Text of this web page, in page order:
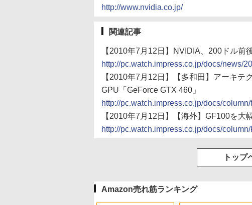
http://www.nvidia.co.jp/
関連記事
【2010年7月12日】NVIDIA、200ドル前
http://pc.watch.impress.co.jp/docs/news/
【2010年7月12日】【多和田】アーキテ
GPU「GeForce GTX 460」
http://pc.watch.impress.co.jp/docs/
【2010年7月12日】【海外】GF100を
http://pc.watch.impress.co.jp/docs/
トップ
Amazon売れ筋ランキング